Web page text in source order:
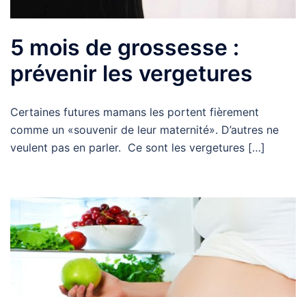
5 mois de grossesse :
prévenir les vergetures
Certaines futures mamans les portent fièrement
comme un «souvenir de leur maternité». D’autres ne
veulent pas en parler. Ce sont les vergetures […]